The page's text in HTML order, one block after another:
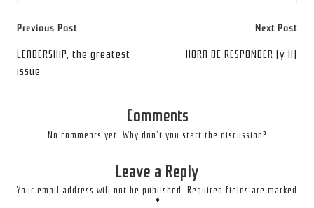
Post
navigation
Previous Post
LEADERSHIP, the greatest
issue
Next Post
HORA DE RESPONDER (y II)
Comments
No comments yet. Why don’t you start the discussion?
Leave a Reply
Your email address will not be published. Required fields are marked
*